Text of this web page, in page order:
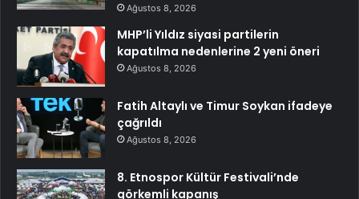
Ağustos 8, 2026
MHP’li Yıldız siyasi partilerin
kapatılma nedenlerine 2 yeni öneri
Ağustos 8, 2026
Fatih Altaylı ve Timur Soykan ifadeye
çağrıldı
Ağustos 8, 2026
8. Etnospor Kültür Festivali’nde
görkemli kapanış